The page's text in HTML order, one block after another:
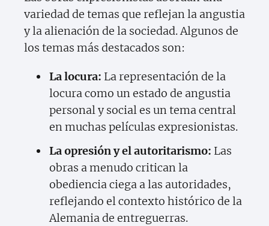
variedad de temas que reflejan la angustia
y la alienación de la sociedad. Algunos de
los temas más destacados son:
La locura: La representación de la
locura como un estado de angustia
personal y social es un tema central
en muchas películas expresionistas.
La opresión y el autoritarismo: Las
obras a menudo critican la
obediencia ciega a las autoridades,
reflejando el contexto histórico de la
Alemania de entreguerras.